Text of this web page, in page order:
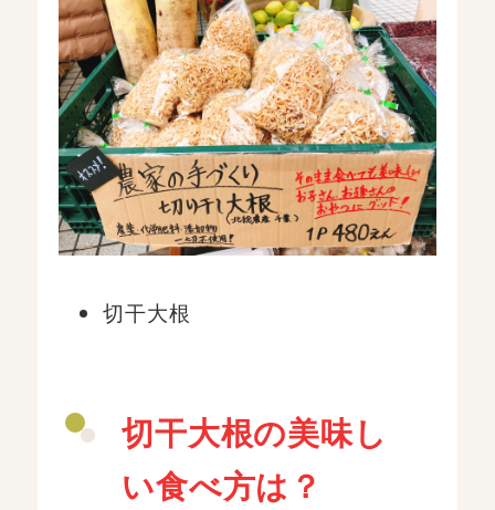
切干大根
切干大根の美味し
い食べ方は？